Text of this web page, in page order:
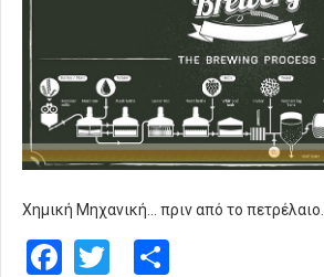
Χημική Μηχανική... πριν από το πετρέλαιο.
Facebook
Twitter